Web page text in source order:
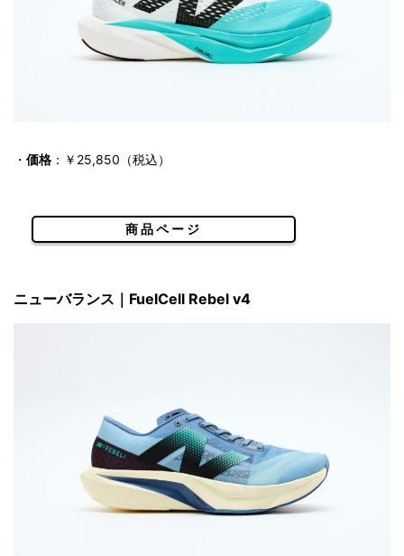
・ 価格 ：￥25,850（税込）
商品ページ
ニューバランス｜FuelCell Rebel v4